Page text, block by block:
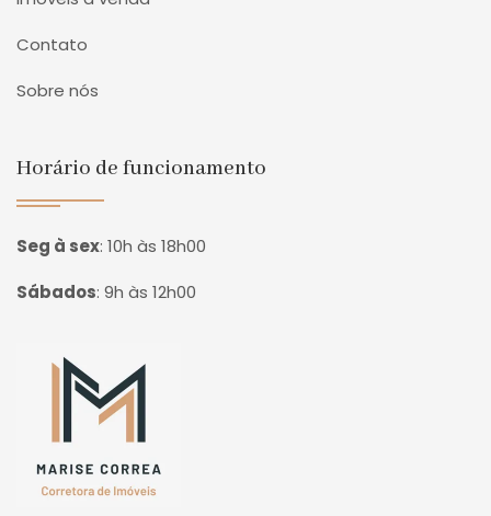
Contato
Sobre nós
Horário de funcionamento
Seg à sex: 10h às 18h00
Sábados: 9h às 12h00
Página inicial